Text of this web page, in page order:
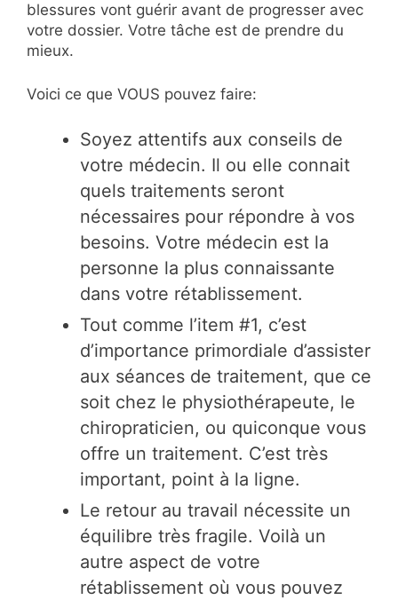
blessures vont guérir avant de progresser avec
votre dossier. Votre tâche est de prendre du
mieux.
Voici ce que VOUS pouvez faire:
Soyez attentifs aux conseils de
votre médecin. Il ou elle connait
quels traitements seront
nécessaires pour répondre à vos
besoins. Votre médecin est la
personne la plus connaissante
dans votre rétablissement.
Tout comme l’item #1, c’est
d’importance primordiale d’assister
aux séances de traitement, que ce
soit chez le physiothérapeute, le
chiropraticien, ou quiconque vous
offre un traitement. C’est très
important, point à la ligne.
Le retour au travail nécessite un
équilibre très fragile. Voilà un
autre aspect de votre
rétablissement où vous pouvez